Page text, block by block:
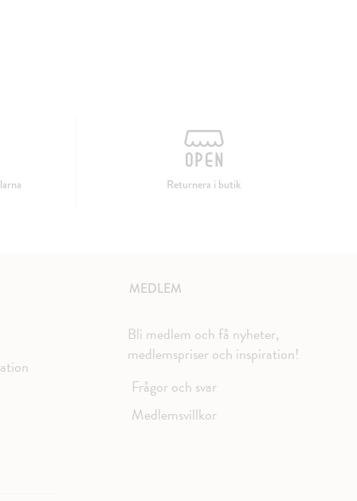
Returnera i butik
MEDLEM
Bli medlem och få nyheter,
medlemspriser och inspiration!
Frågor och svar
Medlemsvillkor